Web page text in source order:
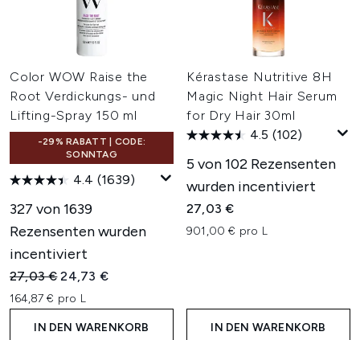
Color WOW Raise the
Root Verdickungs- und
Lifting-Spray 150 ml
-29% RABATT | CODE:
SONNTAG
4.4 (1639)
327 von 1639
Rezensenten wurden
incentiviert
Unverbindliche Preisempfehlung:
27,03 €Aktueller Preis:
24,73 €
164,87 € pro L
IN DEN WARENKORB
Kérastase Nutritive 8H
Magic Night Hair Serum
for Dry Hair 30ml
4.5 (102)
5 von 102 Rezensenten
wurden incentiviert
27,03 €
901,00 € pro L
IN DEN WARENKORB